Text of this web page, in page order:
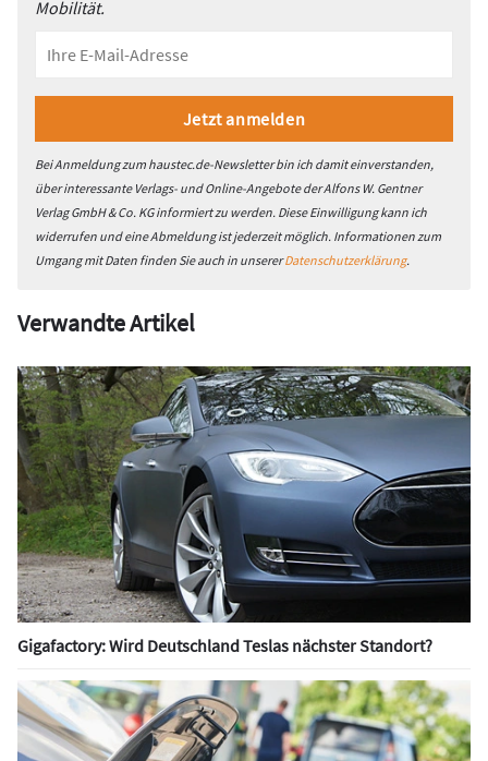
Mobilität.
Bei Anmeldung zum haustec.de-Newsletter bin ich damit einverstanden,
über interessante Verlags- und Online-Angebote der Alfons W. Gentner
Verlag GmbH & Co. KG informiert zu werden. Diese Einwilligung kann ich
widerrufen und eine Abmeldung ist jederzeit möglich. Informationen zum
Umgang mit Daten finden Sie auch in unsererDatenschutzerklärung.
Verwandte Artikel
Gigafactory: Wird Deutschland Teslas nächster Standort?